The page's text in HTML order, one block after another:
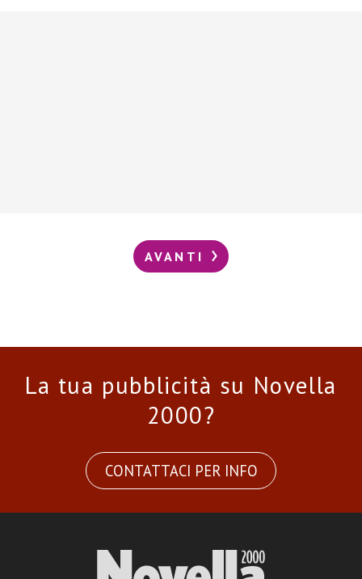
AVANTI
La tua pubblicità su Novella
2000?
CONTATTACI PER INFO